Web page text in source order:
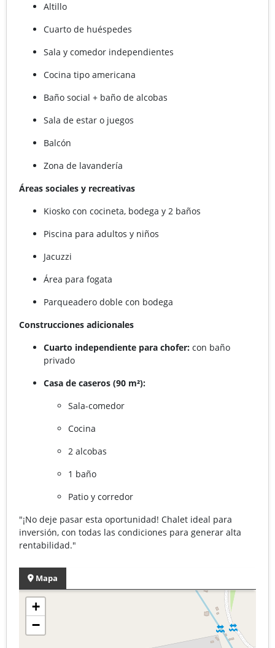
Altillo
Cuarto de huéspedes
Sala y comedor independientes
Cocina tipo americana
Baño social + baño de alcobas
Sala de estar o juegos
Balcón
Zona de lavandería
Áreas sociales y recreativas
Kiosko con cocineta, bodega y 2 baños
Piscina para adultos y niños
Jacuzzi
Área para fogata
Parqueadero doble con bodega
Construcciones adicionales
Cuarto independiente para chofer: con baño
privado
Casa de caseros (90 m²):
Sala-comedor
Cocina
2 alcobas
1 baño
Patio y corredor
"¡No deje pasar esta oportunidad! Chalet ideal para
inversión, con todas las condiciones para generar alta
rentabilidad."
Mapa
+
−